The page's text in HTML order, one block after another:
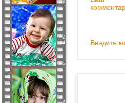
Введите